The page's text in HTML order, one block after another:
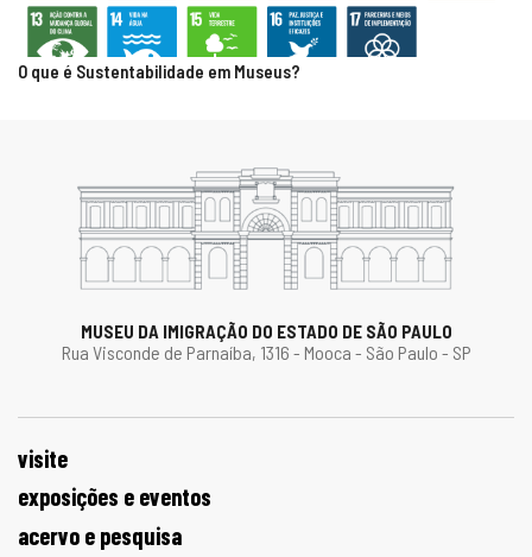
O que é Sustentabilidade em Museus?
MUSEU DA IMIGRAÇÃO DO ESTADO DE SÃO PAULO
Rua Visconde de Parnaíba, 1316 - Mooca - São Paulo - SP
visite
exposições e eventos
acervo e pesquisa